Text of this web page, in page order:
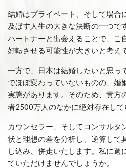
結婚はプライベート、そして場合
及ぼす人生の大きな決断の一つで
パートナーと出会えることで、ご
好転させる可能性が大きいと考え
一方で、日本は結婚したいと思っ
でほぼ変わっていないものの、婚
実態があります。そのため、貴方
者2500万人のなかに絶対存在して
カウンセラー、そしてコンサルタ
状と理想の差を分析し、逆算して
し込み、併走いたします。私に週
ていただけませんでしょうか。